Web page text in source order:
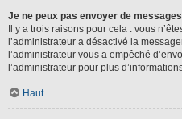
Je ne peux pas envoyer de
Il y a trois raisons pour cela : vous
l’administrateur a désactivé la
l’administrateur vous a empêché
l’administrateur pour plus
Haut